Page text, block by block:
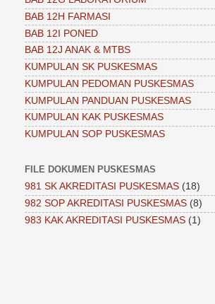
BAB 12H FARMASI
BAB 12I PONED
BAB 12J ANAK & MTBS
KUMPULAN SK PUSKESMAS
KUMPULAN PEDOMAN PUSKESMAS
KUMPULAN PANDUAN PUSKESMAS
KUMPULAN KAK PUSKESMAS
KUMPULAN SOP PUSKESMAS
FILE DOKUMEN PUSKESMAS
981 SK AKREDITASI PUSKESMAS (18)
982 SOP AKREDITASI PUSKESMAS (8)
983 KAK AKREDITASI PUSKESMAS (1)